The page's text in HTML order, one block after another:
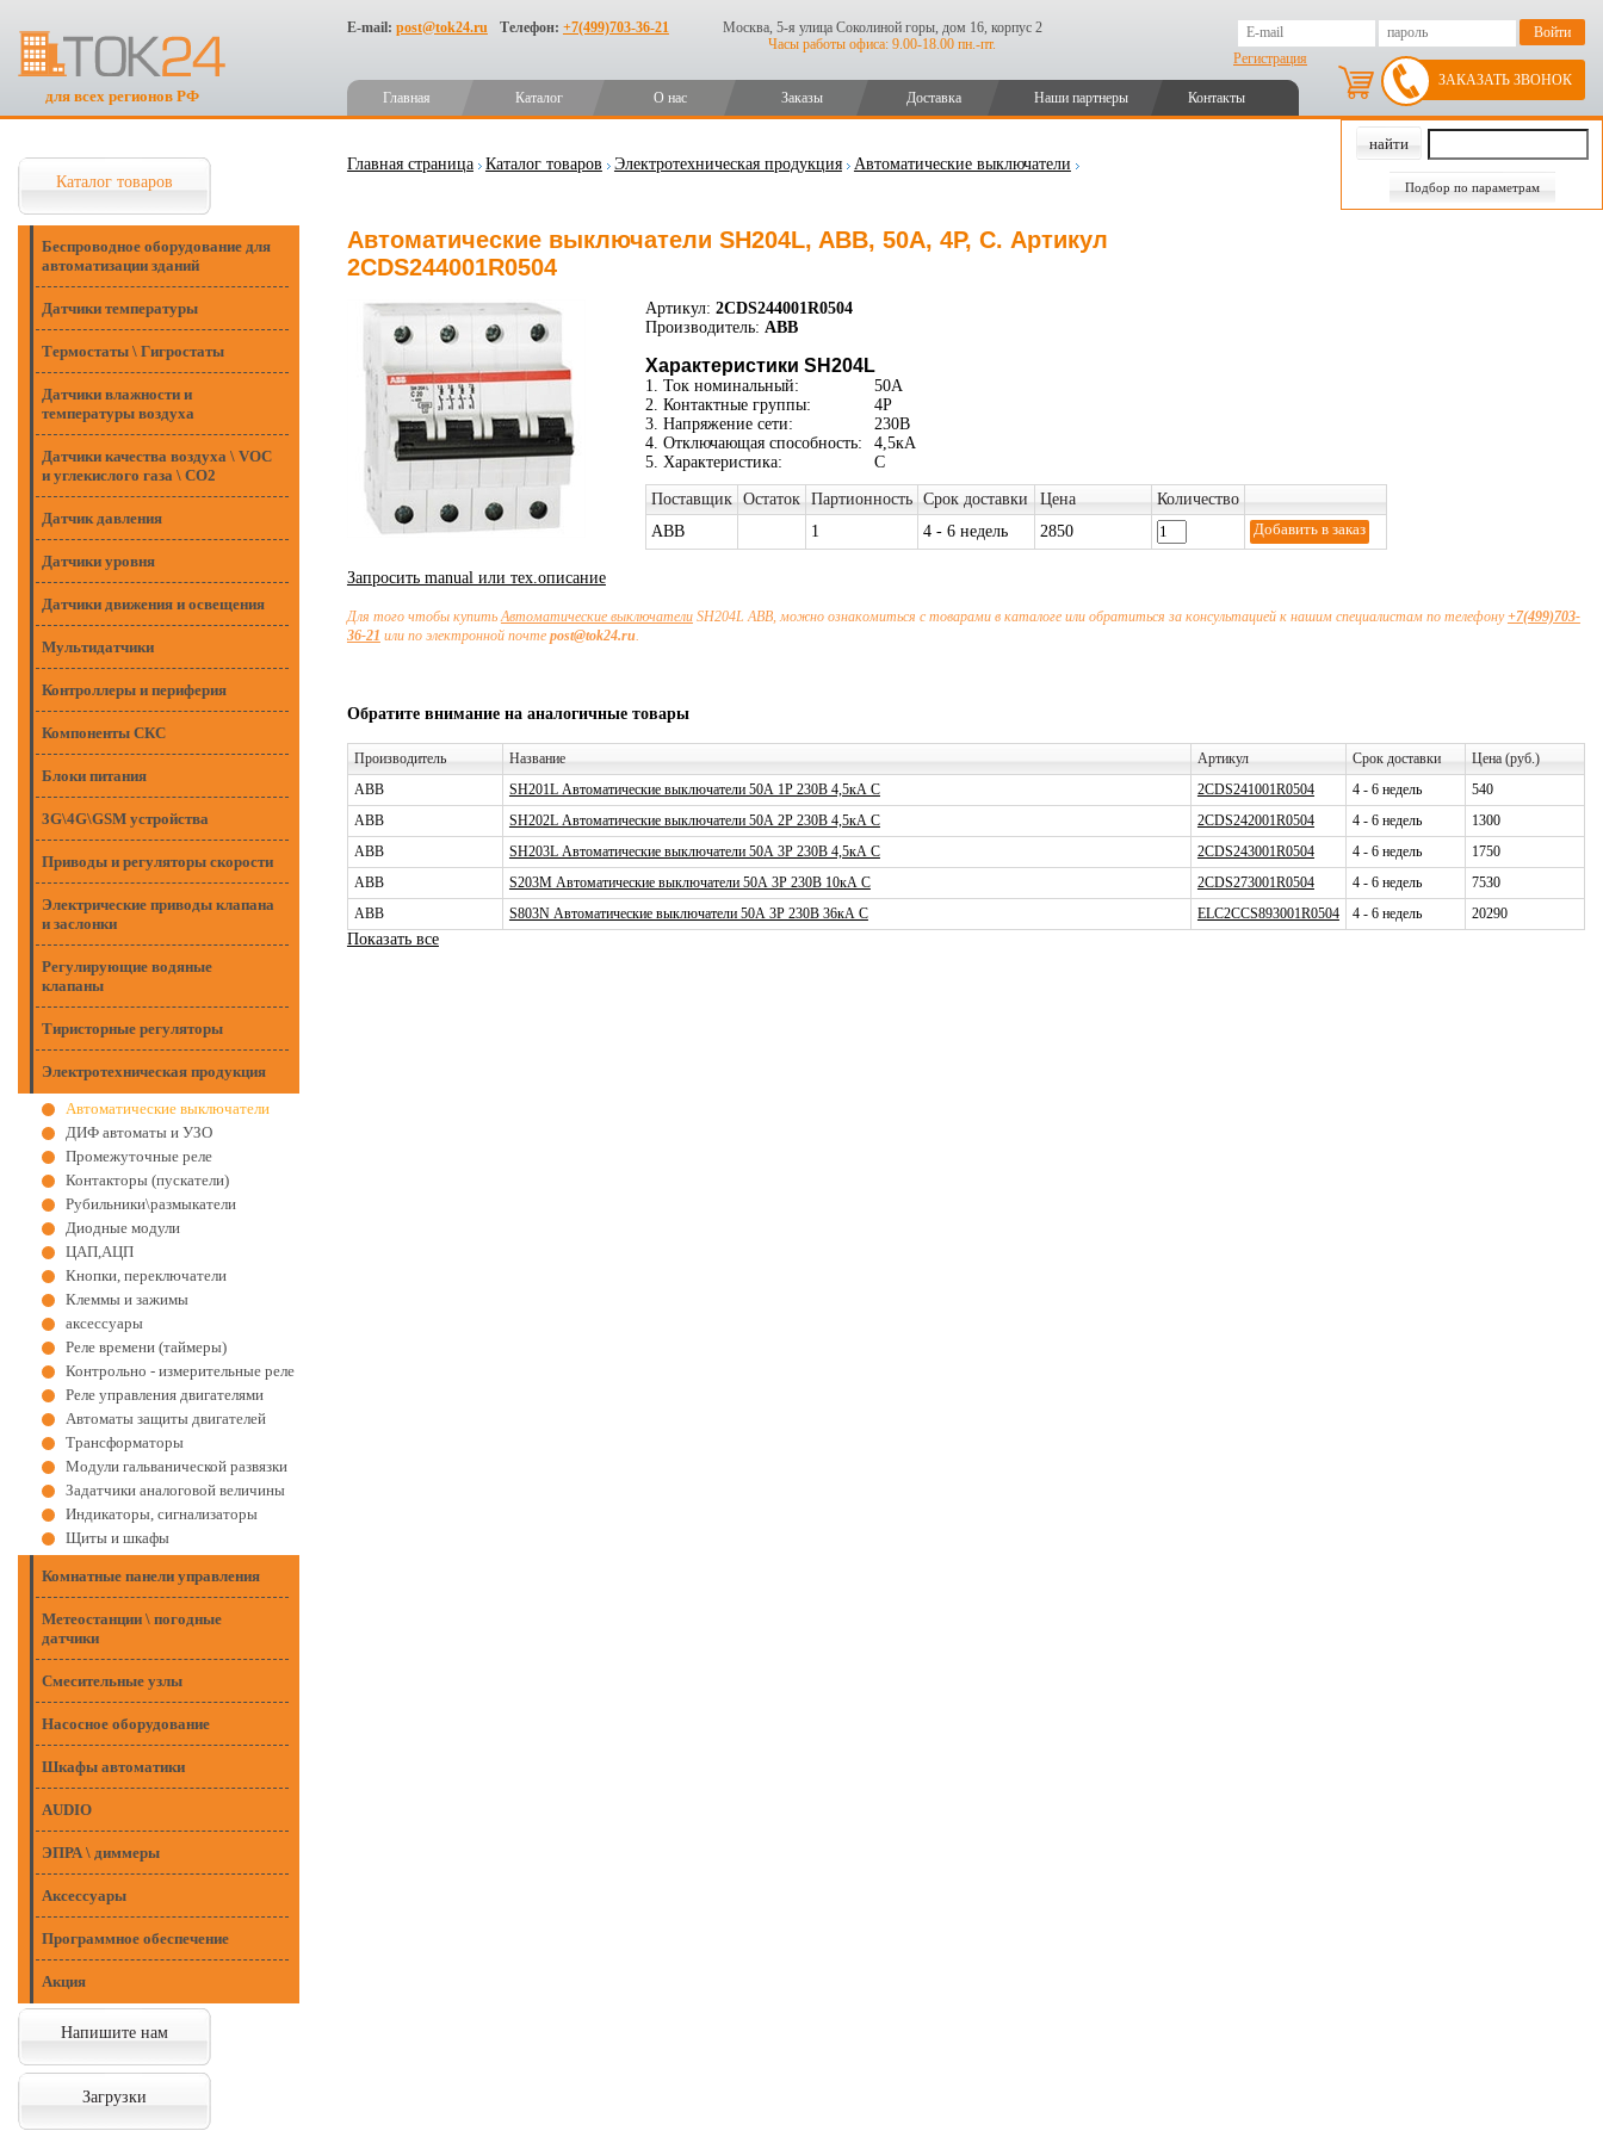
для всех регионов РФ
E-mail: post@tok24.ru Телефон: +7(499)703-36-21
Москва, 5-я улица Соколиной горы, дом 16, корпус 2
Часы работы офиса: 9.00-18.00 пн.-пт.
Регистрация
Главная Каталог О нас Заказы Доставка Наши партнеры Контакты
ЗАКАЗАТЬ ЗВОНОК
Подбор по параметрам
Каталог товаров
Беспроводное оборудование для
автоматизации зданий
Датчики температуры
Термостаты \ Гигростаты
Датчики влажности и
температуры воздуха
Датчики качества воздуха \ VOC
и углекислого газа \ CO2
Датчик давления
Датчики уровня
Датчики движения и освещения
Мультидатчики
Контроллеры и периферия
Компоненты СКС
Блоки питания
3G\4G\GSM устройства
Приводы и регуляторы скорости
Электрические приводы клапана
и заслонки
Регулирующие водяные
клапаны
Тиристорные регуляторы
Электротехническая продукция
Автоматические выключатели
ДИФ автоматы и УЗО
Промежуточные реле
Контакторы (пускатели)
Рубильники\размыкатели
Диодные модули
ЦАП,АЦП
Кнопки, переключатели
Клеммы и зажимы
аксессуары
Реле времени (таймеры)
Контрольно - измерительные реле
Реле управления двигателями
Автоматы защиты двигателей
Трансформаторы
Модули гальванической развязки
Задатчики аналоговой величины
Индикаторы, сигнализаторы
Щиты и шкафы
Комнатные панели управления
Метеостанции \ погодные
датчики
Смесительные узлы
Насосное оборудование
Шкафы автоматики
AUDIO
ЭПРА \ диммеры
Аксессуары
Программное обеспечение
Акция
Напишите нам
Загрузки
Главная страница Каталог товаров Электротехническая продукция Автоматические выключатели
Автоматические выключатели SH204L, ABB, 50А, 4P, C. Артикул
2CDS244001R0504
Артикул: 2CDS244001R0504
Производитель: ABB
Характеристики SH204L
1. Ток номинальный:
50А
2. Контактные группы:
4P
3. Напряжение сети:
230В
4. Отключающая способность:
4,5кА
5. Характеристика:
C
Поставщик Остаток Партионность Срок доставки Цена
Количество
ABB
1 4 - 6 недель 2850
Запросить manual или тех.описание
Для того чтобы купитьАвтоматические выключателиSH204L ABB, можно ознакомиться с товарами в каталоге или обратиться за консультацией к нашим специалистам по телефону+7(499)703-
36-21 или по электронной почте post@tok24.ru.
Обратите внимание на аналогичные товары
Производитель Название Артикул Срок доставки
Цена (руб.)
ABB
SH201L Автоматические выключатели 50А 1P 230В 4,5кА C 2CDS241001R0504 4 - 6 недель
540
ABB
SH202L Автоматические выключатели 50А 2P 230В 4,5кА C 2CDS242001R0504 4 - 6 недель
1300
ABB
SH203L Автоматические выключатели 50А 3P 230В 4,5кА C 2CDS243001R0504 4 - 6 недель
1750
ABB
S203M Автоматические выключатели 50А 3P 230В 10кА C 2CDS273001R0504 4 - 6 недель
7530
ABB
S803N Автоматические выключатели 50А 3P 230В 36кА C ELC2CCS893001R0504 4 - 6 недель 20290
Показать все